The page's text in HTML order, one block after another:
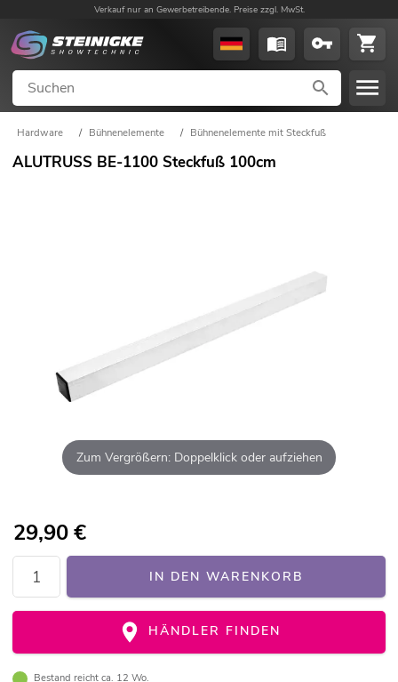
Verkauf nur an Gewerbetreibende. Preise zzgl. MwSt.
Hardware / Bühnenelemente / Bühnenelemente mit Steckfuß
ALUTRUSS BE-1100 Steckfuß 100cm
Zum Vergrößern: Doppelklick oder aufziehen
29,90€
IN DEN WARENKORB
HÄNDLER FINDEN
Bestand reicht ca. 12 Wo.